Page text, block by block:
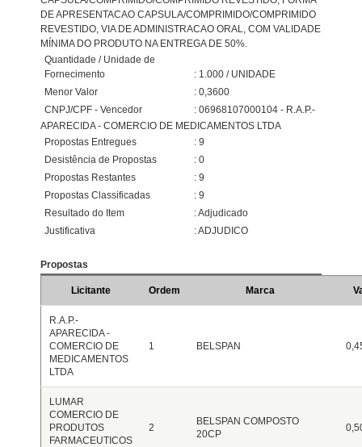
DE APRESENTACAO CAPSULA/COMPRIMIDO/COMPRIMIDO
REVESTIDO, VIA DE ADMINISTRACAO ORAL, COM VALIDADE
MÍNIMA DO PRODUTO NA ENTREGA DE 50%.
Quantidade / Unidade de
Fornecimento
: 1.000 / UNIDADE
Menor Valor
: 0,3600
CNPJ/CPF - Vencedor
: 06968107000104 - R.A.P.-
APARECIDA - COMERCIO DE MEDICAMENTOS LTDA
Propostas Entregues
: 9
Desistência de Propostas
: 0
Propostas Restantes
: 9
Propostas Classificadas
: 9
Resultado do Item
: Adjudicado
Justificativa
: ADJUDICO
Propostas
Licitante Ordem Marca
R.A.P.-
APARECIDA -
COMERCIO DE
MEDICAMENTOS
LTDA
1 BELSPAN
LUMAR
COMERCIO DE
PRODUTOS
FARMACEUTICOS
2
BELSPAN COMPOSTO
20CP